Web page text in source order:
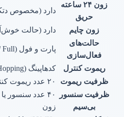
زون ۲۴ ساعته
حریق
دارد (مخصوص
زون چایم
دارد (حالت
حالت‌های
فعال‌سازی
پارت و فول (Partial / Full)
ریموت کنترل
کدهاپینگ (Code Hopping) ضد اسکن
ظرفیت ریموت
۲۰ عدد ریموت کنترل
ظرفیت سنسور
بی‌سیم
۴۰ عدد سنسور
زون